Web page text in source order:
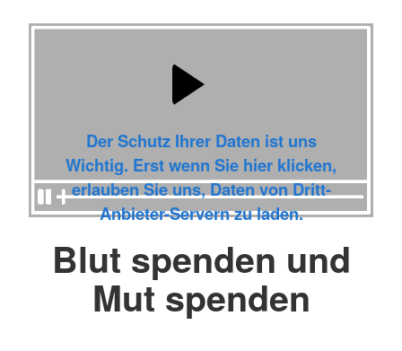
Der Schutz Ihrer Daten ist uns
Wichtig. Erst wenn Sie hier klicken,
erlauben Sie uns, Daten von Dritt-
Anbieter-Servern zu laden.
Blut spenden und
Mut spenden